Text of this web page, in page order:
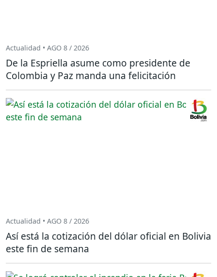
Actualidad • AGO 8 / 2026
De la Espriella asume como presidente de
Colombia y Paz manda una felicitación
Actualidad • AGO 8 / 2026
Así está la cotización del dólar oficial en Bolivia
este fin de semana